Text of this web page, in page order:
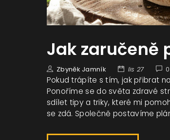
Jak zaručeně
Zbyněk Jamník lis 27
Pokud trápíte s tím, jak přibrat
Ponoříme se do světa zdravé
sdílet tipy a triky, které mi
se zdá. Společně postavíme